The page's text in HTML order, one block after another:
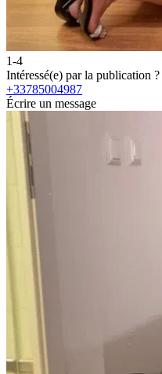
1-4
Intéressé(e) par la publication ?
+33785004987
Écrire un message